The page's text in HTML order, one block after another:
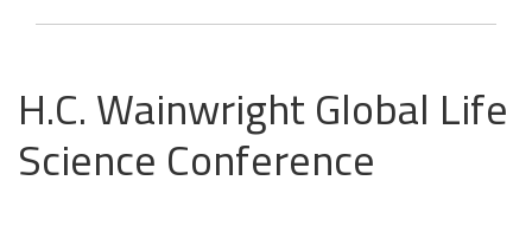
H.C. Wainwright Global Life
Science Conference